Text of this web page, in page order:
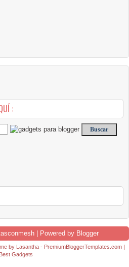
:
| Powered by Blogger
by Lasantha- PremiumBloggerTemplates.com|
Best Gadgets